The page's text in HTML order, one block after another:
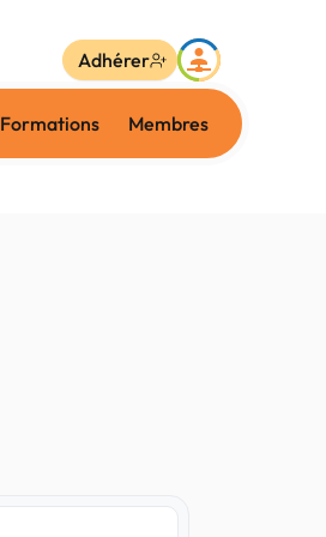
Formations Membres
Adhérer